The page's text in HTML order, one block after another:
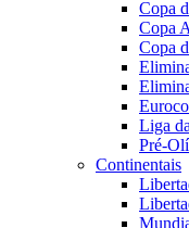
Copa
Copa
Copa
Liga
Pré-
Continentais